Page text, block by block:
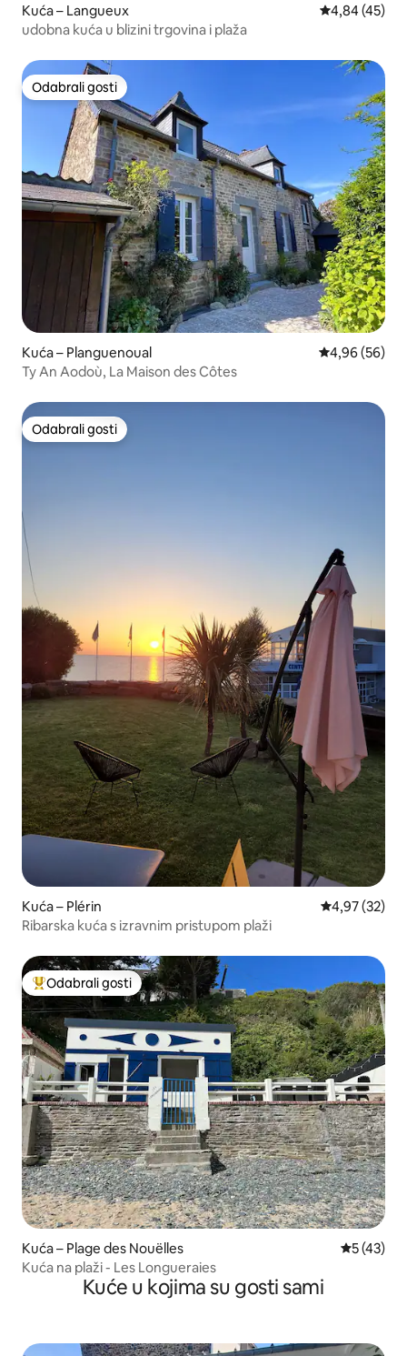
Kuća – Langueux Prosječna
4,84 (45)
udobna kuća u blizini trgovina i plaža
Odabrali gosti
Odabrali gosti
Kuća – Planguenoual Prosječna
4,96 (56)
Ty An Aodoù, La Maison des Côtes
Odabrali gosti
Odabrali gosti
Kuća – Plérin Prosječna
4,97 (32)
Ribarska kuća s izravnim pristupom plaži
Među najviše rangiranima s oznakom „Odabrali gosti”
Odabrali gosti
Kuća – Plage des Nouëlles Prosječna
5 (43)
Kuća na plaži - Les Longueraies
Kuće u kojima su gosti sami